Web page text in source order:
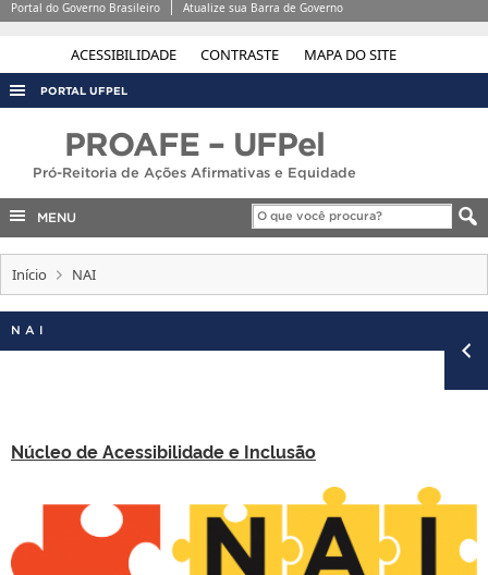
ACESSIBILIDADE CONTRASTE MAPA DO SITE
Portal do Governo Brasileiro Atualize sua Barra de Governo
PORTAL UFPEL
AUDITORIA
COBALTO
CONCURSOS
EDITAIS
INTERNACIONAL
OUVIDORIA
PROAFE – UFPel
Pró-Reitoria de Ações Afirmativas e Equidade
MENU
Início NAI
NAI
Núcleo de Acessibilidade e Inclusão